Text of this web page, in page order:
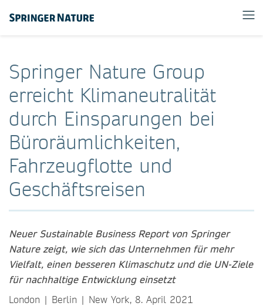
Springer Nature Group
erreicht Klimaneutralität
durch Einsparungen bei
Büroräumlichkeiten,
Fahrzeugflotte und
Geschäftsreisen
Neuer Sustainable Business Report von Springer
Nature zeigt, wie sich das Unternehmen für mehr
Vielfalt, einen besseren Klimaschutz und die UN-Ziele
für nachhaltige Entwicklung einsetzt
London | Berlin | New York, 8. April 2021